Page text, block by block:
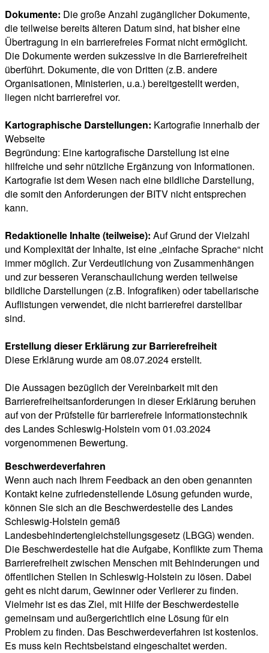
Dokumente: Die große Anzahl zugänglicher Dokumente,
die teilweise bereits älteren Datum sind, hat bisher eine
Übertragung in ein barrierefreies Format nicht ermöglicht.
Die Dokumente werden sukzessive in die Barrierefreiheit
überführt. Dokumente, die von Dritten (z.B. andere
Organisationen, Ministerien, u.a.) bereitgestellt werden,
liegen nicht barrierefrei vor.
Kartographische Darstellungen: Kartografie innerhalb der
Webseite
Begründung: Eine kartografische Darstellung ist eine
hilfreiche und sehr nützliche Ergänzung von Informationen.
Kartografie ist dem Wesen nach eine bildliche Darstellung,
die somit den Anforderungen der BITV nicht entsprechen
kann.
Redaktionelle Inhalte (teilweise): Auf Grund der Vielzahl
und Komplexität der Inhalte, ist eine „einfache Sprache“ nicht
immer möglich. Zur Verdeutlichung von Zusammenhängen
und zur besseren Veranschaulichung werden teilweise
bildliche Darstellungen (z.B. Infografiken) oder tabellarische
Auflistungen verwendet, die nicht barrierefrei darstellbar
sind.
Erstellung dieser Erklärung zur Barrierefreiheit
Diese Erklärung wurde am 08.07.2024 erstellt.
Die Aussagen bezüglich der Vereinbarkeit mit den
Barrierefreiheitsanforderungen in dieser Erklärung beruhen
auf von der Prüfstelle für barrierefreie Informationstechnik
des Landes Schleswig-Holstein vom 01.03.2024
vorgenommenen Bewertung.
Beschwerdeverfahren
Wenn auch nach Ihrem Feedback an den oben genannten
Kontakt keine zufriedenstellende Lösung gefunden wurde,
können Sie sich an die Beschwerdestelle des Landes
Schleswig-Holstein gemäß
Landesbehindertengleichstellungsgesetz (LBGG) wenden.
Die Beschwerdestelle hat die Aufgabe, Konflikte zum Thema
Barrierefreiheit zwischen Menschen mit Behinderungen und
öffentlichen Stellen in Schleswig-Holstein zu lösen. Dabei
geht es nicht darum, Gewinner oder Verlierer zu finden.
Vielmehr ist es das Ziel, mit Hilfe der Beschwerdestelle
gemeinsam und außergerichtlich eine Lösung für ein
Problem zu finden. Das Beschwerdeverfahren ist kostenlos.
Es muss kein Rechtsbeistand eingeschaltet werden.